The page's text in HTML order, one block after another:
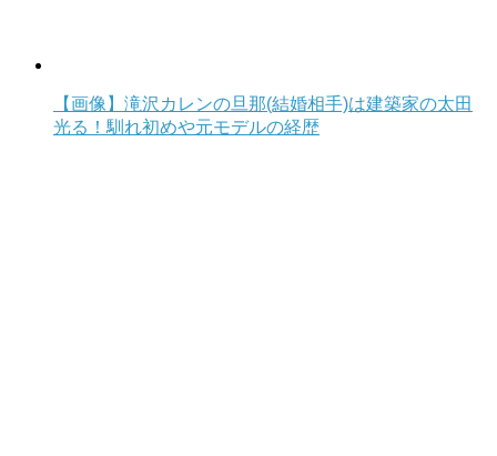
【画像】滝沢カレンの旦那(結婚相手)は建築家の太田
光る！馴れ初めや元モデルの経歴